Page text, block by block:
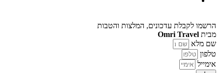
הרשמו לקבלת עדכונים, המלצות והטבות
מביתOmri Travel
שם מלא
טלפון
אימייל